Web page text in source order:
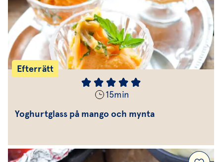
Efterrätt
15min
Yoghurtglass på mango och mynta